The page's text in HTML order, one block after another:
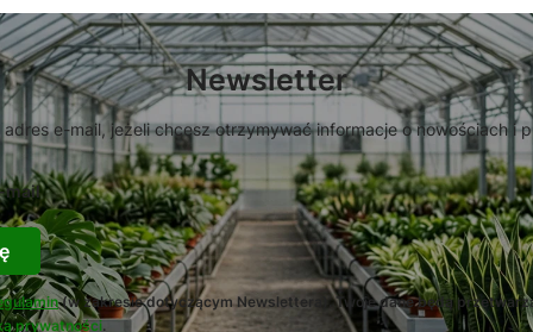
Newsletter
adres e-mail, jeżeli chcesz otrzymywać informacje o nowościach i
mail
(w zakresie dotyczącym Newslettera). Twoje dane będą
prywatności.